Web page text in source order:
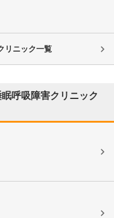
リニック一覧
呼吸障害クリニック